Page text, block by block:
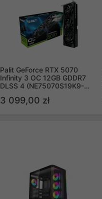
Palit GeForce RTX 5070
Infinity 3 OC 12GB GDDR7
DLSS 4 (NE75070S19K9-
3 099,00 zł